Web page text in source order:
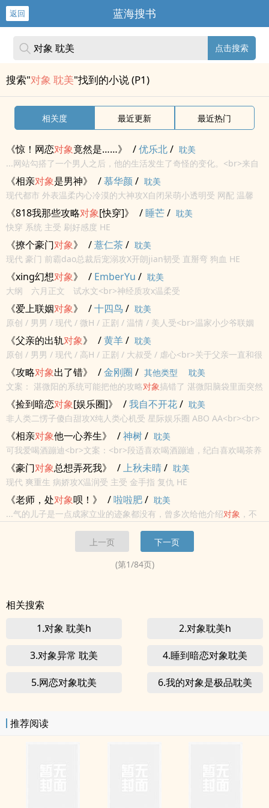
返回 蓝海搜书
点击搜索
搜索"对象 耽美"找到的小说 (P1)
相关度 最近更新 最近热门
《惊！网恋对象竟然是……》 /优乐北/ 耽美
...网站勾搭了一个男人之后，他的生活发生了奇怪的变化。<br>来自
未来星际时代的帝国元帅是他的网恋 对象？舒杨摆手，别逗了，洗洗
睡吧！主受
《相亲对象是男神》 /慕华颜 / 耽美
现代都市 外表温柔内心冷漠的大神攻X自闭呆萌小透明受 网配 温馨
攻宠受 HE
《818我那些攻略对象[快穿]》 /睡芒/ 耽美
快穿 系统 主受 刷好感度 HE
《撩个豪门对象》 /薏仁茶/ 耽美
现代 豪门 前霸dao总裁后宠溺攻X开朗jian韧受 直掰弯 狗血 HE
《xing幻想对象》 / EmberYu / 耽美
大纲 六月正文 试水文<br>神经质攻x温柔受
《爱上联姻对象》 /十四鸟/ 耽美
原创 / 男男 / 现代 / 微H / 正剧 / 温情 / 美人受<br>温家小少爷联姻
了，和素未谋面的谢言棠。<br>先婚后爱擦出爱情火花。<br>
《父亲的出轨对象》 /黄羊/ 耽美
原创 / 男男 / 现代 / 高H / 正剧 / 大叔受 / 虐心<br>关于父亲一直和很
多人做爱这件事<br>人渣自负受<br>
《攻略对象出了错》 /金刚圈 / 其他类型
耽美
文案： 湛微阳的系统可能把他的攻略对象搞错了 湛微阳脑袋里面突然
出现了一个系统给他发布任务，要他追求新学期开学在学校里碰到的
第一个人，他于是闭着眼睛去瞎碰了一个，结果成为了一个...
《捡到暗恋对象[娱乐圈]》 /我自不开花/ 耽美
非人类二愣子傻白甜攻X纯人类心机受 星际娱乐圈 ABO AA<br><br>
一句话简介：我的暗恋对象 把我当妈看，怎么办，在线等，挺急的
《相亲对象他一心养生》 /神树/ 耽美
可我爱喝酒蹦迪<br>文案：<br>段适喜欢喝酒蹦迪，纪白喜欢喝茶养
生，从生活习性上看他们原本绝无可能，但他们有一个共同点，他们
都是颜控。<br>于是，故事开始了。
《豪门对象总想弄死我》 /上秋未晴/ 耽美
现代 爽重生 病娇攻X温润受 主受 金手指 复仇 HE
《老师，处对象呗！》 /啦啦肥/ 耽美
...气的儿子是一点成家立业的迹象都没有，曾多次给他介绍对象 ，不
是看不上女方，就是嫌弃这个嫌弃那个，最长一次恋爱不超过一周。
上一页
下一页
(第1/84页)
相关搜索
1.对象 耽美h
2.对象耽美h
3.对象异常 耽美 4.睡到暗恋对象耽美
5.网恋对象耽美 6.我的对象是极品耽美
推荐阅读